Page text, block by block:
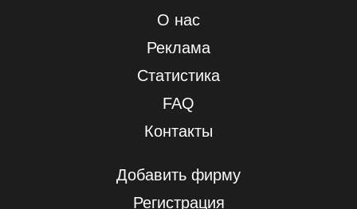
О нас
Реклама
Статистика
FAQ
Контакты
Добавить фирму
Регистрация